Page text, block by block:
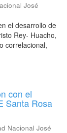
José
el desarrollo de
Rey- Huacho,
correlacional,
con el
Santa Rosa
Nacional José